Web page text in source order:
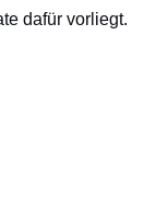
dafür vorliegt.